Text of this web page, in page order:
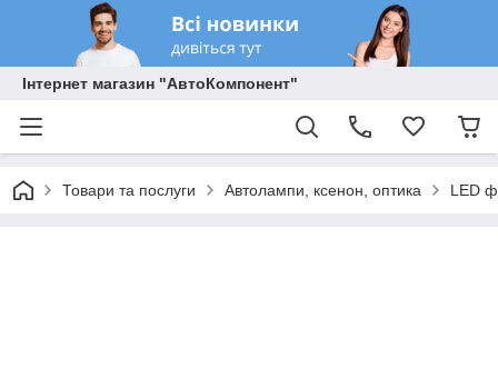
Інтернет магазин "АвтоКомпонент"
Товари та послуги Автолампи, ксенон, оптика LED